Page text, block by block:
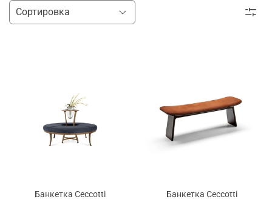
Банкетка Ceccotti
Банкетка Ceccotti